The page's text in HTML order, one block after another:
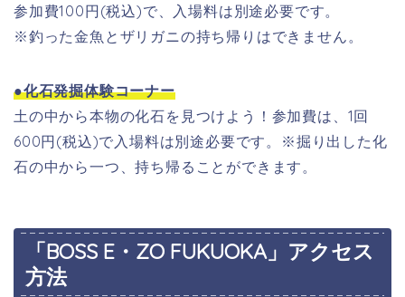
参加費100円(税込)で、入場料は別途必要です。
※釣った金魚とザリガニの持ち帰りはできません。
●化石発掘体験コーナー
土の中から本物の化石を見つけよう！ 参加費は、1回
600円(税込)で入場料は別途必要です。※掘り出した化
石の中から一つ、持ち帰ることができます。
「BOSS E・ZO FUKUOKA」アクセス
方法